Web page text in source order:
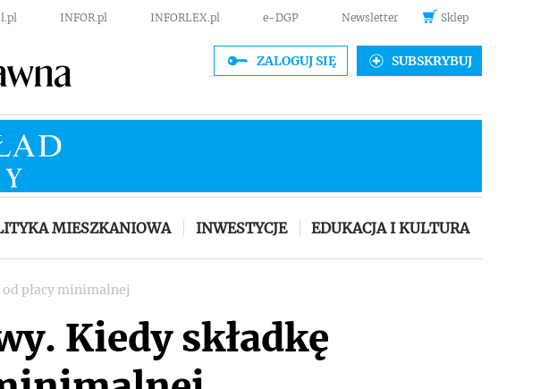
INFOR.pl INFORLEX.pl e-DGP Newsletter Sklep
ZALOGUJ SIĘ SUBSKRYBUJ
MIESZKANIOWA INWESTYCJE EDUKACJA I KULTURA
płacy minimalnej
Kiedy składkę